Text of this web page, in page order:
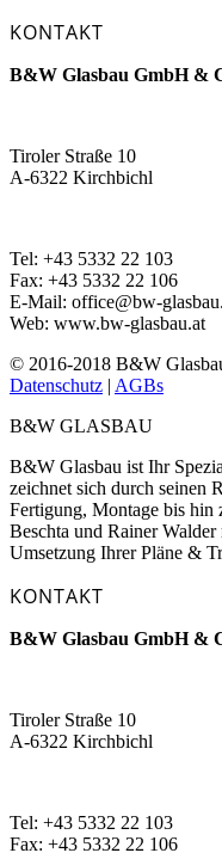
KONTAKT
B&W Glasbau GmbH &
Tiroler Straße 10
A-6322 Kirchbichl
Tel: +43 5332 22 103
Fax: +43 5332 22 106
E-Mail: office@bw-
Web: www.bw-glasbau.at
© 2016-2018 B&W
Datenschutz | AGBs
B&W GLASBAU
B&W Glasbau ist Ihr
zeichnet sich durch seinen
Fertigung, Montage bis hin
Beschta und Rainer
Umsetzung Ihrer Pläne &
KONTAKT
B&W Glasbau GmbH &
Tiroler Straße 10
A-6322 Kirchbichl
Tel: +43 5332 22 103
Fax: +43 5332 22 106